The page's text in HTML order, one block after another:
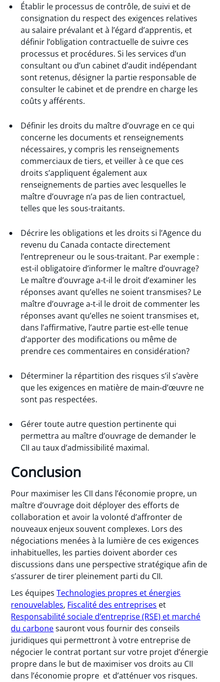
Établir le processus de contrôle, de suivi et de
consignation du respect des exigences relatives
au salaire prévalant et à l’égard d’apprentis, et
définir l’obligation contractuelle de suivre ces
processus et procédures. Si les services d’un
consultant ou d’un cabinet d’audit indépendant
sont retenus, désigner la partie responsable de
consulter le cabinet et de prendre en charge les
coûts y afférents.
Définir les droits du maître d’ouvrage en ce qui
concerne les documents et renseignements
nécessaires, y compris les renseignements
commerciaux de tiers, et veiller à ce que ces
droits s’appliquent également aux
renseignements de parties avec lesquelles le
maître d’ouvrage n’a pas de lien contractuel,
telles que les sous-traitants.
Décrire les obligations et les droits si l’Agence du
revenu du Canada contacte directement
l’entrepreneur ou le sous-traitant. Par exemple :
est-il obligatoire d’informer le maître d’ouvrage?
Le maître d’ouvrage a-t-il le droit d’examiner les
réponses avant qu’elles ne soient transmises? Le
maître d’ouvrage a-t-il le droit de commenter les
réponses avant qu’elles ne soient transmises et,
dans l’affirmative, l’autre partie est-elle tenue
d’apporter des modifications ou même de
prendre ces commentaires en considération?
Déterminer la répartition des risques s’il s’avère
que les exigences en matière de main-d’œuvre ne
sont pas respectées.
Gérer toute autre question pertinente qui
permettra au maître d’ouvrage de demander le
CII au taux d’admissibilité maximal.
Conclusion
Pour maximiser les CII dans l’économie propre, un
maître d’ouvrage doit déployer des efforts de
collaboration et avoir la volonté d’affronter de
nouveaux enjeux souvent complexes. Lors des
négociations menées à la lumière de ces exigences
inhabituelles, les parties doivent aborder ces
discussions dans une perspective stratégique afin de
s’assurer de tirer pleinement parti du CII.
Les équipesTechnologies propres et énergies
renouvelables, Fiscalité des entreprises et
Responsabilité sociale d’entreprise (RSE) et marché
du carbonesauront vous fournir des conseils
juridiques qui permettront à votre entreprise de
négocier le contrat portant sur votre projet d’énergie
propre dans le but de maximiser vos droits au CII
dans l’économie propre et d’atténuer vos risques.